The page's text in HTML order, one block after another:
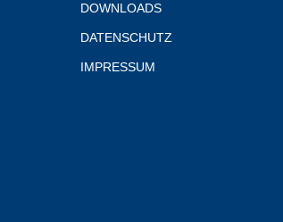
DOWNLOADS
DATENSCHUTZ
IMPRESSUM